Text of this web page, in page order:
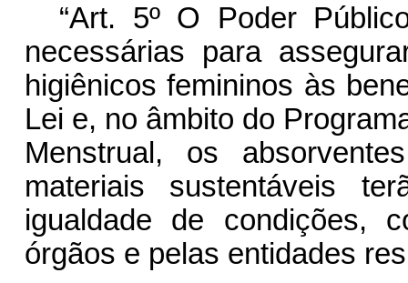
“Art. 5º O Poder
necessárias para
higiênicos femininos às
Lei e, no âmbito do
Menstrual, os
materiais sustentáveis
igualdade de condições,
órgãos e pelas entidades